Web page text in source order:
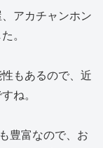
アカチャンホン
。
もあるので、近
ね。
豊富なので、お